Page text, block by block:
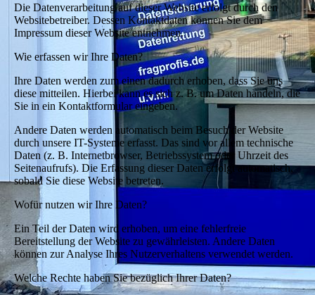
Die Datenverarbeitung auf dieser Website erfolgt durch den
Websitebetreiber. Dessen Kontaktdaten können Sie dem
Impressum dieser Website entnehmen.
Wie erfassen wir Ihre Daten?
Ihre Daten werden zum einen dadurch erhoben, dass Sie uns
diese mitteilen. Hierbei kann es sich z. B. um Daten handeln, die
Sie in ein Kontaktformular eingeben.
Andere Daten werden automatisch beim Besuch der Website
durch unsere IT-Systeme erfasst. Das sind vor allem technische
Daten (z. B. Internetbrowser, Betriebssystem oder Uhrzeit des
Seitenaufrufs). Die Erfassung dieser Daten erfolgt automatisch,
sobald Sie diese Website betreten.
Wofür nutzen wir Ihre Daten?
Ein Teil der Daten wird erhoben, um eine fehlerfreie
Bereitstellung der Website zu gewährleisten. Andere Daten
können zur Analyse Ihres Nutzerverhaltens verwendet werden.
Welche Rechte haben Sie bezüglich Ihrer Daten?